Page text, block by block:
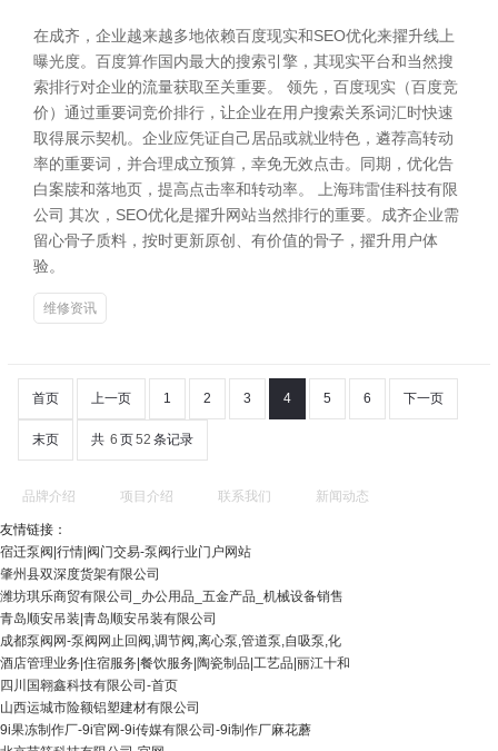
在成齐，企业越来越多地依赖百度现实和SEO优化来擢升线上
曝光度。百度算作国内最大的搜索引擎，其现实平台和当然搜
索排行对企业的流量获取至关重要。 领先，百度现实（百度竞
价）通过重要词竞价排行，让企业在用户搜索关系词汇时快速
取得展示契机。企业应凭证自己居品或就业特色，遴荐高转动
率的重要词，并合理成立预算，幸免无效点击。同期，优化告
白案牍和落地页，提高点击率和转动率。 上海玮雷佳科技有限
公司 其次，SEO优化是擢升网站当然排行的重要。成齐企业需
留心骨子质料，按时更新原创、有价值的骨子，擢升用户体
验。
维修资讯
首页 上一页 1 2 3 4 5 6 下一页
末页 共 6 页52 条记录
品牌介绍 项目介绍 联系我们 新闻动态
友情链接：
宿迁泵阀|行情|阀门交易-泵阀行业门户网站
肇州县双深度货架有限公司
潍坊琪乐商贸有限公司_办公用品_五金产品_机械设备销售
青岛顺安吊装|青岛顺安吊装有限公司
成都泵阀网-泵阀网止回阀,调节阀,离心泵,管道泵,自吸泵,化
酒店管理业务|住宿服务|餐饮服务|陶瓷制品|工艺品|丽江十和
四川国翱鑫科技有限公司-首页
山西运城市险额铝塑建材有限公司
9i果冻制作厂-9i官网-9i传媒有限公司-9i制作厂麻花蘑